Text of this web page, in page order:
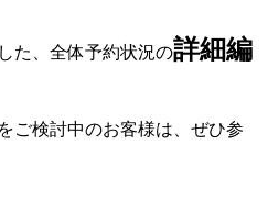
た、全体予約状況の詳細編
ご検討中のお客様は、ぜひ参